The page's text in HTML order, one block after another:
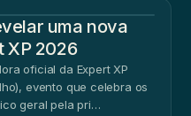
uma nova
XP 2026
oficial da Expert XP
evento que celebra os
geral pela pri…